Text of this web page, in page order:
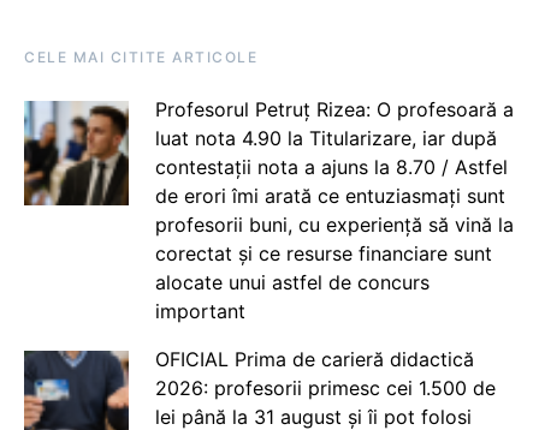
CELE MAI CITITE ARTICOLE
Profesorul Petruț Rizea: O profesoară a
luat nota 4.90 la Titularizare, iar după
contestații nota a ajuns la 8.70 / Astfel
de erori îmi arată ce entuziasmați sunt
profesorii buni, cu experiență să vină la
corectat și ce resurse financiare sunt
alocate unui astfel de concurs
important
OFICIAL Prima de carieră didactică
2026: profesorii primesc cei 1.500 de
lei până la 31 august și îi pot folosi